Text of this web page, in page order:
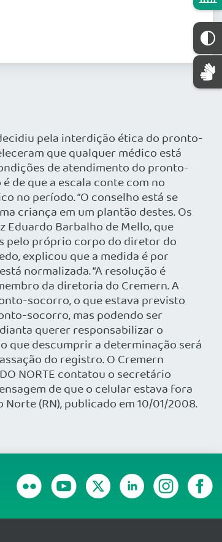
pela interdição ética do pronto-
que qualquer médico está
de atendimento do pronto-
de que a escala conte com no
no período. “O conselho está se
criança em um plantão destes. Os
Eduardo Barbalho de Mello, que
pelo próprio corpo do diretor do
explicou que a medida é por
normalizada. “A resolução é
da diretoria do Cremern. A
socorro, o que estava previsto
socorro, mas podendo ser
querer responsabilizar o
que descumprir a determinação será
do registro. O Cremern
NORTE contatou o secretário
de que o celular estava fora
(RN), publicado em 10/01/2008.